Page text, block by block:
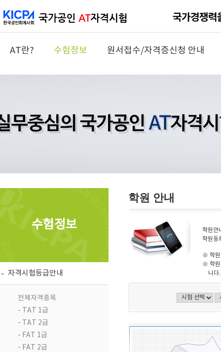
AT란? 수험정보 원서접수/자격증신청 안내
수험정보
자격시험등급안내
전체자격종목
- TAT 1급
- TAT 2급
- FAT 1급
- FAT 2급
학원 안내
학원안
학원등
※ 학원
※ 학원
니다.